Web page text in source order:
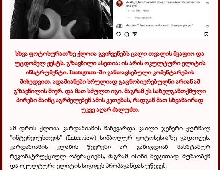
სხვა ფოტოსურათზე ქლოია გვიჩვენებს ცალი თვალის მკაფიო და
უცდომელ ჟესტს. გზავნილი ასეთია: ის არის ოკულტური ელიტის
ინსტრუმენტი. Instagram-ში განთავსებული კომენტარების
მიხედვით, ადამიანები სრულიად გაცნობიერებულნი არიან ამ
გზავნილის მიერ. და მათ სძულთ იგი. მაგრამ ეს სახელგანთქმული
პირები მაინც აგრძელებენ ამის კეთებას, რადგან მათ სხვანაირად
უკვე აღარ ძალუძთ.
ამ დროს ქლოია კარდაშიანის ნახევარდა კაილი ჯენერი ჟურნალ
"ინტერვიუსთვის" (Interview) სიმბოლურ ფოტოსესიაზე გადაიღეს.
კარდაშიანის კლანის წევრები არ განიცდიან მასშტაბურ
რეკონსტრუქციულ ოპერაციებს, მაგრამ ისინი ბეჯითად მუშაობენ
და ოკულტური ელიტის სიგიჟეს პროპაგანდას უწევენ.